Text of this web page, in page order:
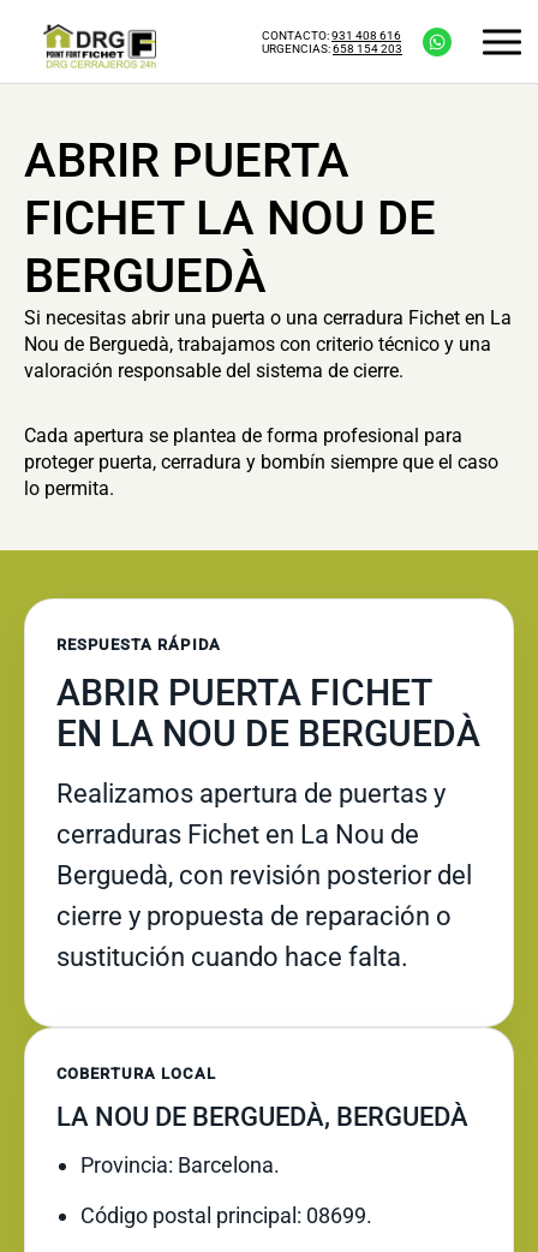
CONTACTO:931 408 616
URGENCIAS:658 154 203
ABRIR PUERTA
FICHET LA NOU DE
BERGUEDÀ
Si necesitas abrir una puerta o una cerradura Fichet en La
Nou de Berguedà, trabajamos con criterio técnico y una
valoración responsable del sistema de cierre.
Cada apertura se plantea de forma profesional para
proteger puerta, cerradura y bombín siempre que el caso
lo permita.
RESPUESTA RÁPIDA
ABRIR PUERTA FICHET
EN LA NOU DE BERGUEDÀ
Realizamos apertura de puertas y
cerraduras Fichet en La Nou de
Berguedà, con revisión posterior del
cierre y propuesta de reparación o
sustitución cuando hace falta.
COBERTURA LOCAL
LA NOU DE BERGUEDÀ, BERGUEDÀ
Provincia: Barcelona.
Código postal principal: 08699.